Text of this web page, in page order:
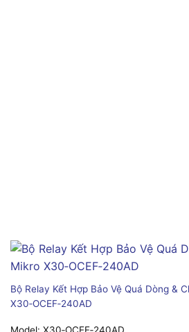
Bộ Relay Kết Hợp Bảo Vệ Quá Dòng &
X30‑OCEF‑240AD